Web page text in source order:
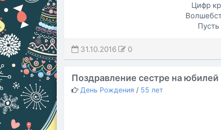
Цифр
31.10.2016 0
Поздравление сестре на юбилей
День Рождения / 55 лет